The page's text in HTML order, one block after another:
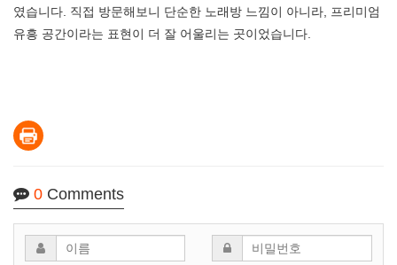
였습니다. 직접 방문해보니 단순한 노래방 느낌이 아니라, 프리미엄
유흥 공간이라는 표현이 더 잘 어울리는 곳이었습니다.
0 Comments